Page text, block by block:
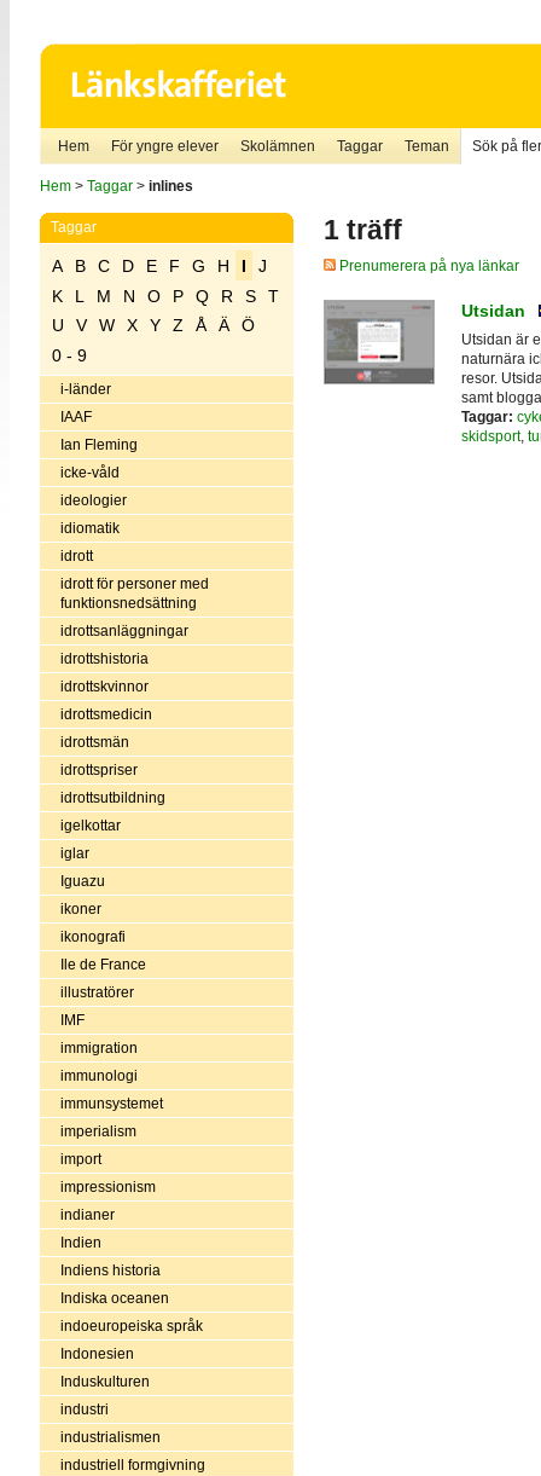
Hem För yngre elever Skolämnen Taggar Teman Sök på
Hem> Taggar> inlines
Taggar
A B C D E F G H I
J
K
L M N O P Q R S
T
U
V W X Y Z Å Ä
Ö
0 - 9
i-länder
IAAF
Ian Fleming
icke-våld
ideologier
idiomatik
idrott
idrott för personer med
funktionsnedsättning
idrottsanläggningar
idrottshistoria
idrottskvinnor
idrottsmedicin
idrottsmän
idrottspriser
idrottsutbildning
igelkottar
iglar
Iguazu
ikoner
ikonografi
Ile de France
illustratörer
IMF
immigration
immunologi
immunsystemet
imperialism
import
impressionism
indianer
Indien
Indiens historia
Indiska oceanen
indoeuropeiska språk
Indonesien
Induskulturen
industri
industrialismen
industriell formgivning
1 träff
Prenumerera på nya länkar
Utsidan
Utsidan är
naturnära
resor.
samt
Taggar:
skidsport,